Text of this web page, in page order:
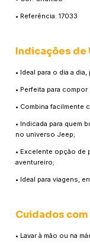
• Referência: 17033
Indicações de
• Ideal para o dia a
• Perfeita para
• Combina facilmente
• Indicada para quem
no universo Jeep;
• Excelente opção de
aventureiro;
• Ideal para viagens,
Cuidados
• Lavar à mão ou na